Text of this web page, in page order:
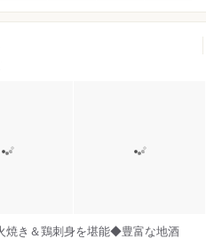
焼き＆鶏刺身を堪能◆豊富な地酒